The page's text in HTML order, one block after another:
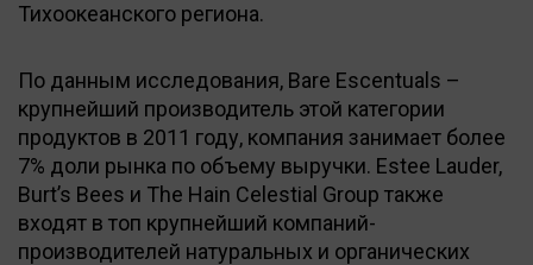
Тихоокеанского региона.
По данным исследования, Bare Escentuals –
крупнейший производитель этой категории
продуктов в 2011 году, компания занимает более
7% доли рынка по объему выручки. Estee Lauder,
Burt’s Bees и The Hain Celestial Group также
входят в топ крупнейший компаний-
производителей натуральных и органических